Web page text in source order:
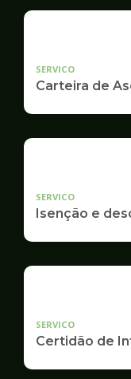
SERVICO
Carteira de
SERVICO
Isenção e
SERVICO
Certidão de